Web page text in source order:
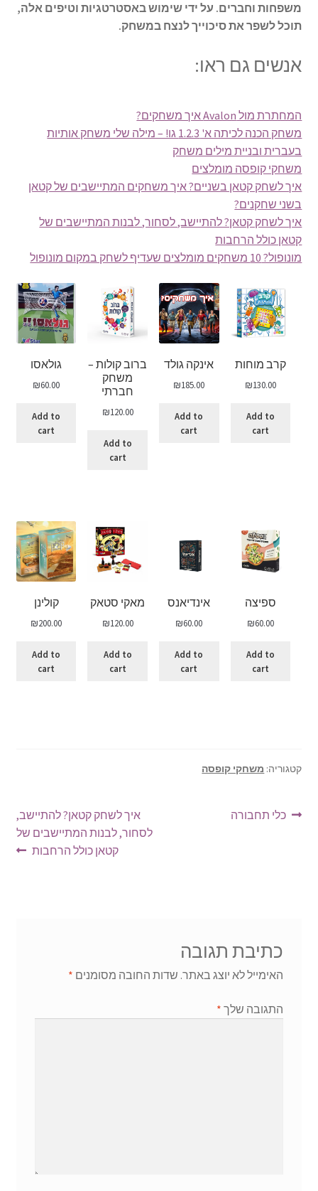
משפחות וחברים. על ידי שימוש באסטרטגיות וטיפים אלה,
תוכל לשפר את סיכוייך לנצח במשחק.
אנשים גם ראו:
המחתרת מול Avalon איך משחקים?
משחק הכנה לכיתה א' 1.2.3 גו! – מילה שלי משחק אותיות
בעברית ובניית מילים משחק
משחקי קופסה מומלצים
איך לשחק קטאן בשניים? איך משחקים המתיישבים של קטאן
בשני שחקנים?
איך לשחק קטאן? להתיישב, לסחור, לבנות המתיישבים של
קטאן כולל הרחבות
מונופול? 10 משחקים מומלצים שעדיף לשחק במקום מונופול
קרב מוחות
₪130.00
Add to
cart
אינקה גולד
₪185.00
Add to
cart
ברוב קולות –
משחק
חברתי
₪120.00
Add to
cart
גולאסו
₪60.00
Add to
cart
ספיצה
₪60.00
Add to
cart
אינדיאנס
₪60.00
Add to
cart
מאקי סטאק
₪120.00
Add to
cart
קולינן
₪200.00
Add to
cart
קטגוריה: משחקי קופסה
ניווט
הפוסט
כלי תחבורה
הפוסט
הבא:
איך לשחק קטאן? להתיישב,
לסחור, לבנות המתיישבים של
קטאן כולל הרחבות
כתיבת תגובה
האימייל לא יוצג באתר. שדות החובה מסומנים *
התגובה שלך *